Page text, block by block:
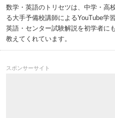
数学・英語のトリセツは、中学・高
る大手予備校講師によるYouTube学
英語・センター試験解説を初学者に
教えてくれています。
スポンサーサイト